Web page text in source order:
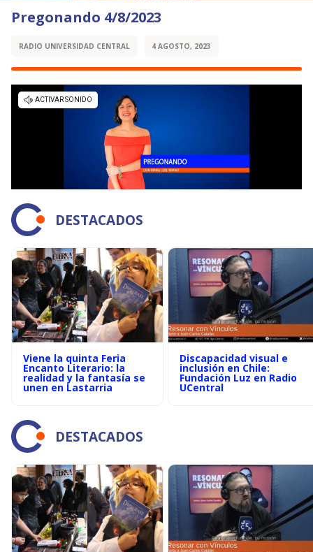
Pregonando 4/8/2023
RADIO UNIVERSIDAD CENTRAL 4 AGOSTO, 2023
DESTACADOS
Viene la quinta Feria
Encanto Literario: la
realidad y la fantasía se
unen en Lastarria
Discapacidad visual e
inclusión en Chile:
Fundación Luz en Radio
UCentral
DESTACADOS